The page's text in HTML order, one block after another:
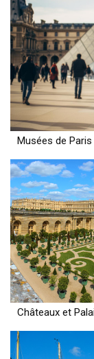
Musées de Paris
Châteaux et